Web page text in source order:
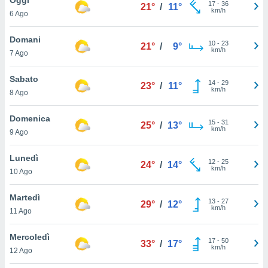
è
al sito
di
ci
di
il
un
la
nella
6 Ago
21° / 11° 17- 36
km/h
Domani
7 Ago
21° / 9° 10- 23
km/h
Sabato
8 Ago
23° / 11° 14- 29
km/h
Domenica
9 Ago
25° / 13° 15- 31
km/h
Lunedì
10 Ago
24° / 14° 12- 25
km/h
Martedì
11 Ago
29° / 12° 13- 27
km/h
Mercoledì
12 Ago
33° / 17° 17- 50
km/h